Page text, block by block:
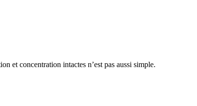
et concentration intactes n’est pas aussi simple.